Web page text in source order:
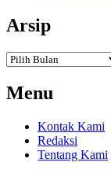
Arsip
Arsip
Menu
Kontak Kami
Redaksi
Tentang Kami